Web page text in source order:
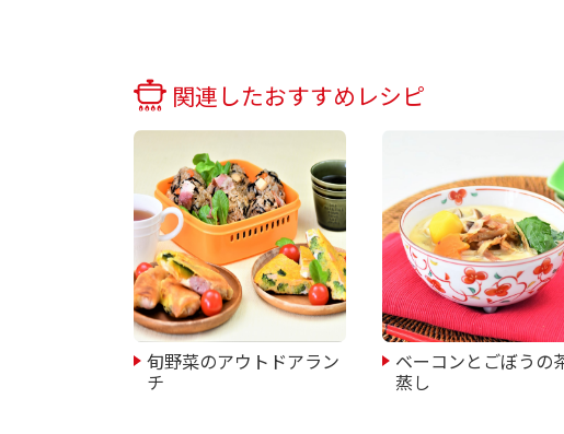
関連したおすすめレシピ
旬野菜のアウトドアラン
チ
ベーコンとごぼうの
蒸し